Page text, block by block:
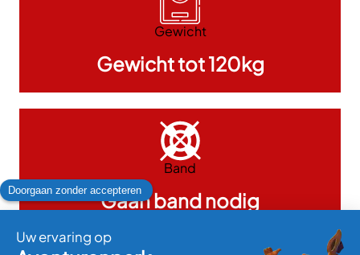
Gewicht
Gewicht tot 120kg
Band
Gaan band nodig